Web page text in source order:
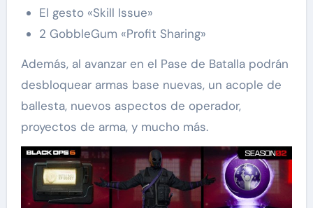
El gesto «Skill Issue»
2 GobbleGum «Profit Sharing»
Además, al avanzar en el Pase de Batalla podrán
desbloquear armas base nuevas, un acople de
ballesta, nuevos aspectos de operador,
proyectos de arma, y mucho más.